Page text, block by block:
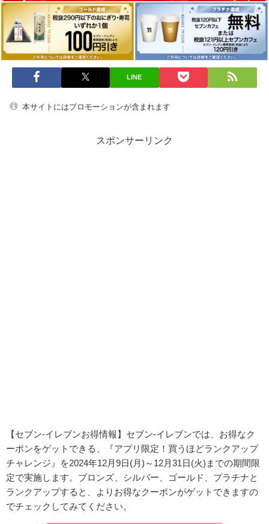
LINE
本サイトにはプロモーションが含まれます
スポンサーリンク
【セブン-イレブンお得情報】セブン-イレブンでは、お得なク
ーポンをゲットできる、『アプリ限定！買うほどランクアップ
チャレンジ』を2024年12月9日(月)～12月31日(火)までの期間限
定で実施します。ブロンズ、シルバー、ゴールド、プラチナと
ランクアップすると、よりお得なクーポンがゲットできますの
でチェックしてみてください。